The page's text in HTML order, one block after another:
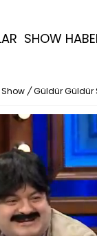
SHOW
/ Güldür Güldür